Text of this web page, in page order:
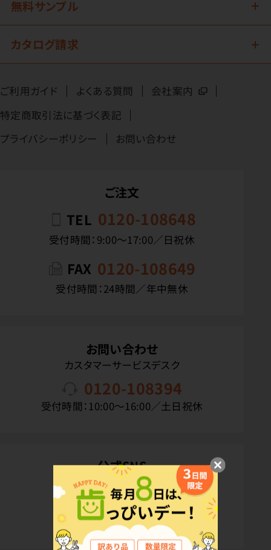
無料サンプル
カタログ請求
ご利用ガイド よくある質問
会社案内
特定商取引法に基づく表記
プライバシーポリシー
お問い合わせ
ご注文
TEL 0120-108648
受付時間：9:00〜17:00／日祝休
FAX 0120-108649
受付時間：24時間／年中無休
お問い合わせ
カスタマーサービスデスク
0120-108394
受付時間：10:00〜16:00／土日祝休
公式SNS